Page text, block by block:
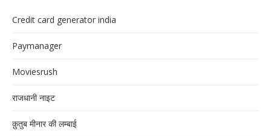
Credit card generator india
Paymanager
Moviesrush
राजधानी नाइट
क़ुतुब मीनार की लम्बाई